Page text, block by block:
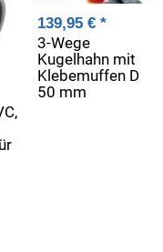
3-Wege
Kugelhahn mit
Klebemuffen D
50 mm
139,95 € *